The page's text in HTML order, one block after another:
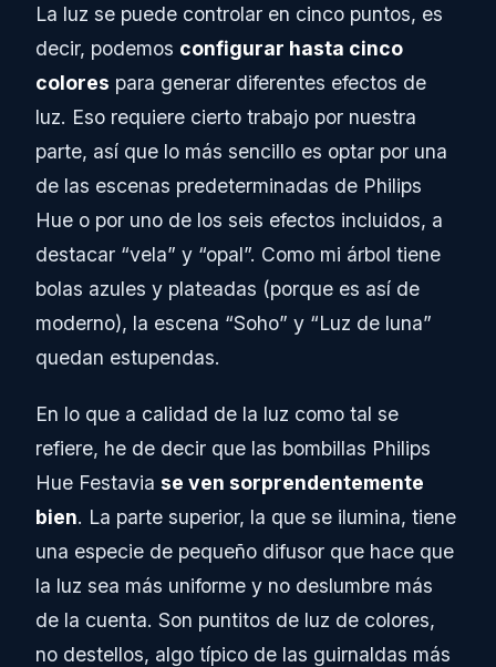
La luz se puede controlar en cinco puntos, es
decir, podemos configurar hasta cinco
colores para generar diferentes efectos de
luz. Eso requiere cierto trabajo por nuestra
parte, así que lo más sencillo es optar por una
de las escenas predeterminadas de Philips
Hue o por uno de los seis efectos incluidos, a
destacar “vela” y “opal”. Como mi árbol tiene
bolas azules y plateadas (porque es así de
moderno), la escena “Soho” y “Luz de luna”
quedan estupendas.
En lo que a calidad de la luz como tal se
refiere, he de decir que las bombillas Philips
Hue Festavia se ven sorprendentemente
bien. La parte superior, la que se ilumina, tiene
una especie de pequeño difusor que hace que
la luz sea más uniforme y no deslumbre más
de la cuenta. Son puntitos de luz de colores,
no destellos, algo típico de las guirnaldas más